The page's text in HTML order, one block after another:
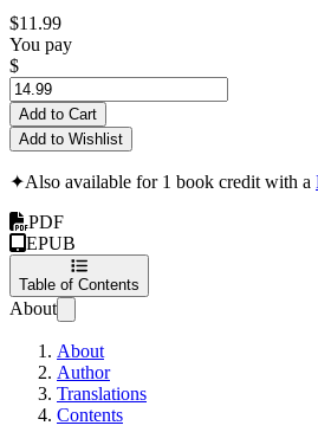
$11.99
You pay
$
Add to Cart
Add to Wishlist
✦Also available for 1 book credit with a
PDF
EPUB
Table of Contents
About
About
Author
Translations
Contents